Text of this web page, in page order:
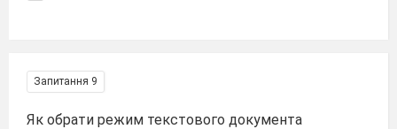
Запитання 9
Як обрати режим текстового документа